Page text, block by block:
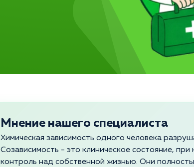
Мнение нашего специалиста
Химическая зависимость одного человека
Созависимость - это клиническое состояние,
контроль над собственной жизнью. Они